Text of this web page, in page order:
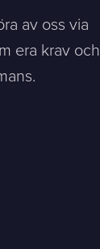
av oss via
era krav och